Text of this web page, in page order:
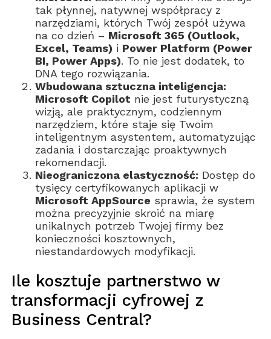
tak płynnej, natywnej współpracy z
narzędziami, których Twój zespół używa
na co dzień – Microsoft 365 (Outlook,
Excel, Teams) i Power Platform (Power
BI, Power Apps). To nie jest dodatek, to
DNA tego rozwiązania.
Wbudowana sztuczna inteligencja:
Microsoft Copilot nie jest futurystyczną
wizją, ale praktycznym, codziennym
narzędziem, które staje się Twoim
inteligentnym asystentem, automatyzując
zadania i dostarczając proaktywnych
rekomendacji.
Nieograniczona elastyczność: Dostęp do
tysięcy certyfikowanych aplikacji w
Microsoft AppSource sprawia, że system
można precyzyjnie skroić na miarę
unikalnych potrzeb Twojej firmy bez
konieczności kosztownych,
niestandardowych modyfikacji.
Ile kosztuje partnerstwo w
transformacji cyfrowej z
Business Central?